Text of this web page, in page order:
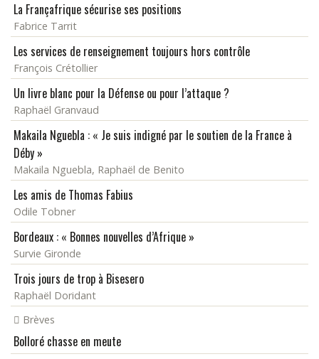
La Françafrique sécurise ses positions
Fabrice Tarrit
Les services de renseignement toujours hors contrôle
François Crétollier
Un livre blanc pour la Défense ou pour l’attaque ?
Raphaël Granvaud
Makaila Nguebla : « Je suis indigné par le soutien de la France à
Déby »
Makaila Nguebla, Raphaël de Benito
Les amis de Thomas Fabius
Odile Tobner
Bordeaux : « Bonnes nouvelles d’Afrique »
Survie Gironde
Trois jours de trop à Bisesero
Raphaël Doridant
Brèves
Bolloré chasse en meute